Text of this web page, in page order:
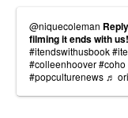
@niquecoleman
filming it ends with us!
#itendswithusbook
#colleenhoover#coho
#popculturenews ♬